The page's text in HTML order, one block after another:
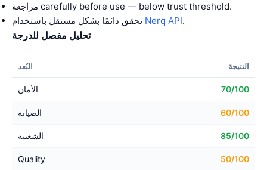
مراجعة carefully before use — below trust threshold.
Nerq API.
تحليل مفصل للدرجة
البُعد النتيجة
الأمان 70/100
الصيانة 60/100
الشعبية 85/100
Quality 50/100